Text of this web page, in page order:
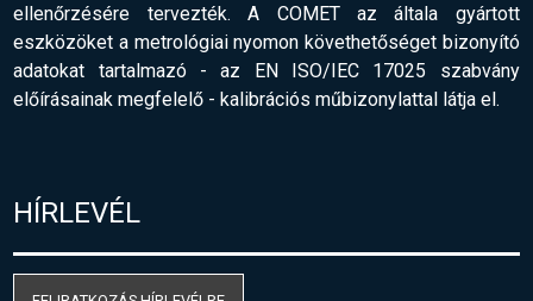
ellenőrzésére tervezték. A COMET az általa gyártott
eszközöket a metrológiai nyomon követhetőséget bizonyító
adatokat tartalmazó - az EN ISO/IEC 17025 szabvány
előírásainak megfelelő -kalibrációs műbizonylattal látja el.
HÍRLEVÉL